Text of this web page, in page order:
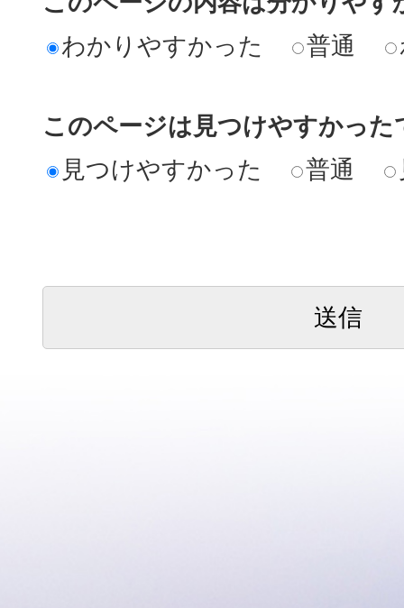
わかりやすかった
普通
このページは見つけやすかった
見つけやすかった
普通